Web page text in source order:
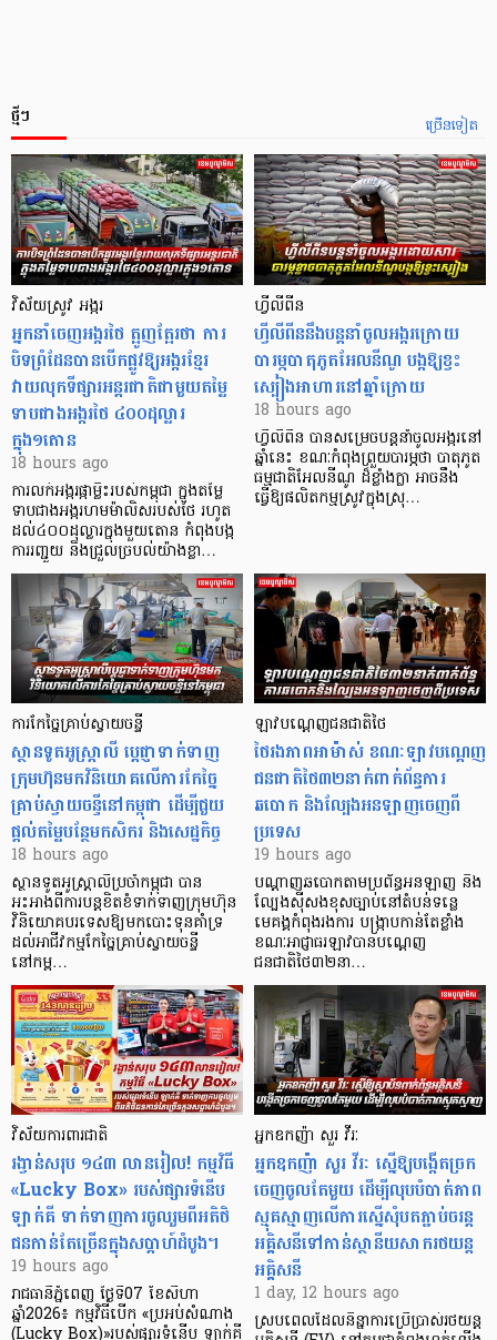
ច្រើនទៀត
ថ្មីៗ
វិស័យស្រូវ អង្ករ
អ្នកនាំចេញអង្ករថៃ ត្អូញត្អែរថា ការ
បិទព្រំដែនបានបើកផ្លូវឱ្យអង្ករខ្មែរ
វាយលុកទីផ្សារអន្តរជាតិជាមួយតម្លៃ
ទាបជាងអង្ករថៃ ៤០០ដុល្លារ
ក្នុង១តោន
18 hours ago
ការលក់អង្ករផ្កាម្លិះរបស់កម្ពុជា ក្នុងតម្លៃ
ទាបជាងអង្ករហមម៉ាលិសរបស់ថៃ រហូត
ដល់៤០០ដុល្លារក្នុងមួយតោន កំពុងបង្ក
ការរញ្ជួយ និងជ្រួលច្របល់យ៉ាងខ្លា…
ហ្វីលីពីន
ហ្វីលីពីននឹងបន្តនាំចូលអង្ករក្រោយ
បារម្ភបាតុភូតអែលនីណូ បង្កឱ្យខ្វះ
ស្បៀងអាហារនៅឆ្នាំក្រោយ
18 hours ago
ហ្វីលីពីន បាន​សម្រេចបន្តនាំចូលអង្ករនៅ
ឆ្នាំនេះ ខណៈកំពុងព្រួយបារម្ភថា បាតុភូត
ធម្មជាតិអែលនីណូ ដ៏ខ្លាំងក្លា​ អាចនឹង
ធ្វើឱ្យផលិតកម្មស្រូវក្នុងស្រុ…
ការកែច្នៃគ្រាប់ស្វាយចន្ទី
ស្ថានទូតអូស្ត្រាលី ប្តេជ្ញាទាក់ទាញ
ក្រុមហ៊ុនមក​វិនិយោគលើការកែច្នៃ
គ្រាប់ស្វាយចន្ទីនៅកម្ពុជា ដើម្បីជួយ
ផ្តល់តម្លៃបន្ថែមកសិករ និងសេដ្ឋកិច្ច
18 hours ago
ស្ថានទូតអូស្ត្រាលីប្រចាំកម្ពុជា បាន
អះអាងពីការបន្តខិតខំទាក់ទាញក្រុមហ៊ុន
វិនិយោគបរទេសឱ្យមកបោះទុនគាំទ្រ
ដល់អាជីវកម្មកែច្នៃគ្រាប់ស្វាយចន្ទី
នៅកម្ព…
ឡាវបណ្តេញជនជាតិថៃ
ថៃរងភាពអាម៉ាស់ ខណៈឡាវបណ្តេញ
ជនជាតិថៃ៣២នាក់ពាក់ព័ន្ធការ
ឆបោក និងល្បែងអនឡាញចេញពី
ប្រទេស
19 hours ago
បណ្តាញឆបោកតាមប្រព័ន្ធអនឡាញ និង
ល្បែងស៊ីសងខុសច្បាប់នៅតំបន់ទន្លេ
មេគង្គកំពុងរងការ បង្ក្រាប​កាន់តែខ្លាំង
ខណៈអាជ្ញាធរឡាវបានបណ្តេញ
ជនជាតិថៃ៣២នា…
វិស័យការពារជាតិ
រង្វាន់សរុប ១៤៣ លានរៀល! កម្មវិធី
«Lucky Box» របស់ផ្សារទំនើប
ឡាក់គី ទាក់ទាញការចូលរួមពីអតិថិ
ជនកាន់តែច្រើនក្នុងសប្តាហ៍ដំបូង។
19 hours ago
រាជធានីភ្នំពេញ ថ្ងៃទី07 ខែសីហា
ឆ្នាំ2026៖ កម្មវិធីបើក «ប្រអប់សំណាង
អ្នកឧកញ៉ា សួរ វីរៈ
អ្នកឧកញ៉ា សួរ វីរៈ ស្នើឱ្យបង្កើតច្រក
ចេញចូលតែមួយ ដើម្បីលុបបំបាត់ភាព
ស្មុគស្មាញលើការស្នើសុំបតភ្ជាប់ចរន្ត
អគ្គិសនីទៅកាន់ស្ថានីយសាករថយន្ត
អគ្គិសនី
1 day, 12 hours ago
ស្របពេលដែលនិន្នាការប្រើប្រាស់រថយន្ត